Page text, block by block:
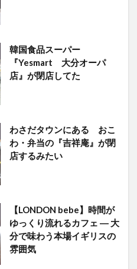
韓国食品スーパー
『Yesmart 大分オーパ
店』が閉店してた
わさだタウンにある おこ
わ・弁当の『吉祥庵』が閉
店するみたい
【LONDON bebe】時間が
ゆっくり流れるカフェ ― 大
分で味わう本場イギリスの
雰囲気